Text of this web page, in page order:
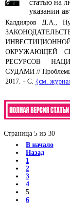
статью на
указании
Калдияров Д.А.,
ОКРУЖАЮЩЕЙ
РЕСУРСОВ
СУДАМИ // Проблемы
2017. - С. {см.
Страница 5 из 30
В начало
Назад
1
2
3
4
5
6